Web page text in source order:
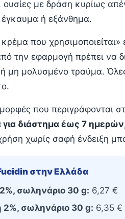
ουσίες με δράση κυρίως
ή εξάνθημα.
που
την εφαρμογή πρέπει να
μη μολυσμένο τραύμα.
μορφές που περιγράφονται
διάστημα έως 7 ημερών
χωρίς σαφή ένδειξη
στην Ελλάδα
σωληνάριο 30 g: 6,27 €
2%, σωληνάριο 30 g: 6,35 €